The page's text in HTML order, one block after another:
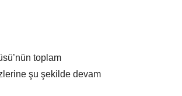
toplam
şu şekilde devam